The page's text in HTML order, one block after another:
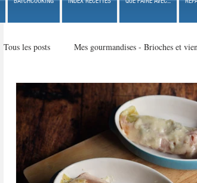
Tous les posts Mes gourmandises - Brioches et vien
Mes gourmandises - les gâteaux du b Mes
Mes gourmandises - plaisirs d'enfan